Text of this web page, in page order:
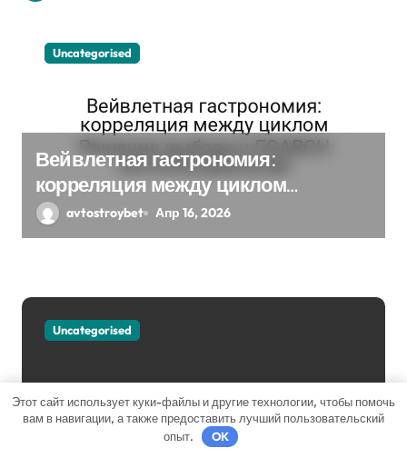
п
и
я
Uncategorised
Вейвлетная гастрономия:
корреляция между циклом
Решения выбора и EGARCH
экспоненциальная
avtostroybet Апр 16, 2026
Uncategorised
Что делать, если вы затопили
Этот сайт использует куки-файлы и другие технологии, чтобы помочь
вам в навигации, а также предоставить лучший пользовательский
опыт.
OK